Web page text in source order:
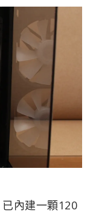
內建一顆120